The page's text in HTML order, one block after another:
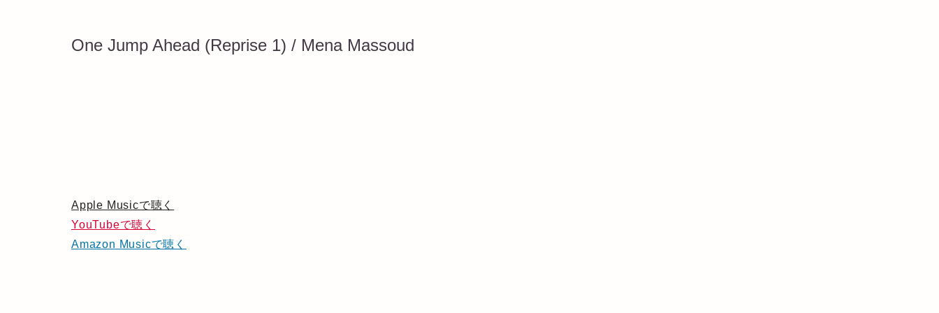
One Jump Ahead (Reprise 1) / Mena Massoud
Apple Musicで聴く
YouTubeで聴く
Amazon Musicで聴く